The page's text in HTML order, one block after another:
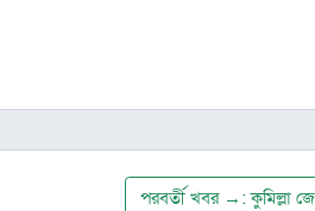
পরবর্তী খবর →: কুমিল্লা